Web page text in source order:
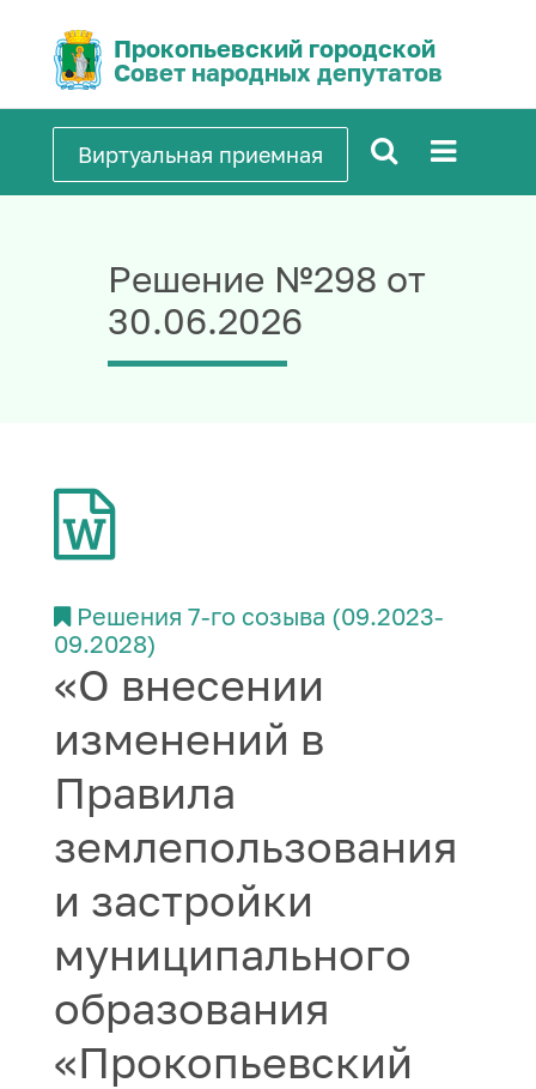
Прокопьевский городской
Совет народных депутатов
Виртуальная приемная
Решение №298 от
30.06.2026
Решения 7-го созыва (09.2023-
09.2028)
«О внесении
изменений в
Правила
землепользования
и застройки
муниципального
образования
«Прокопьевский